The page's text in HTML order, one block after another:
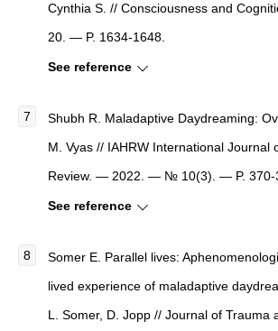
Cynthia S. // Consciousness and
20. — P. 1634-1648.
See reference
Shubh R. Maladaptive Daydreaming:
M. Vyas // IAHRW International Journal
Review. — 2022. — № 10(3). — P. 370-
See reference
Somer E. Parallel lives:
lived experience of maladaptive
L. Somer, D. Jopp // Journal of Trauma